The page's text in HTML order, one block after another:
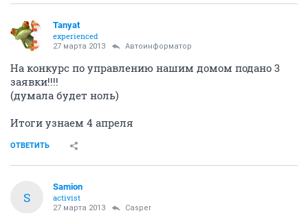
Tanyat
experienced
27 марта 2013 Автоинформатор
На конкурс по управлению нашим домом подано 3
заявки!!!!
(думала будет ноль)
Итоги узнаем 4 апреля
ОТВЕТИТЬ
S
Samion
activist
27 марта 2013 Сasper